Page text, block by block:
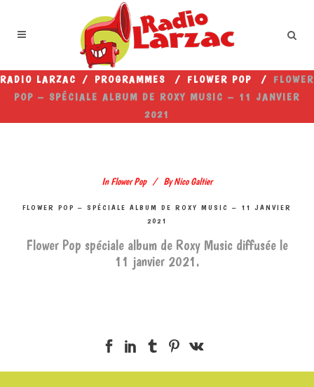
RADIO LARZAC / PROGRAMMES / FLOWER POP / FLOWER
POP – SPÉCIALE ALBUM DE ROXY MUSIC – 11 JANVIER
2021
In Flower Pop By Nico Galtier
FLOWER POP – SPÉCIALE ALBUM DE ROXY MUSIC – 11 JANVIER
2021
Flower Pop spéciale album de Roxy Music diffusée le
11 janvier 2021.